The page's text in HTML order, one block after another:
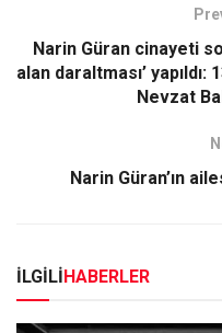
Narin Güran cinayeti
alan daraltması’
Nevzat
Narin Güran’ın
İLGİLİHABERLER